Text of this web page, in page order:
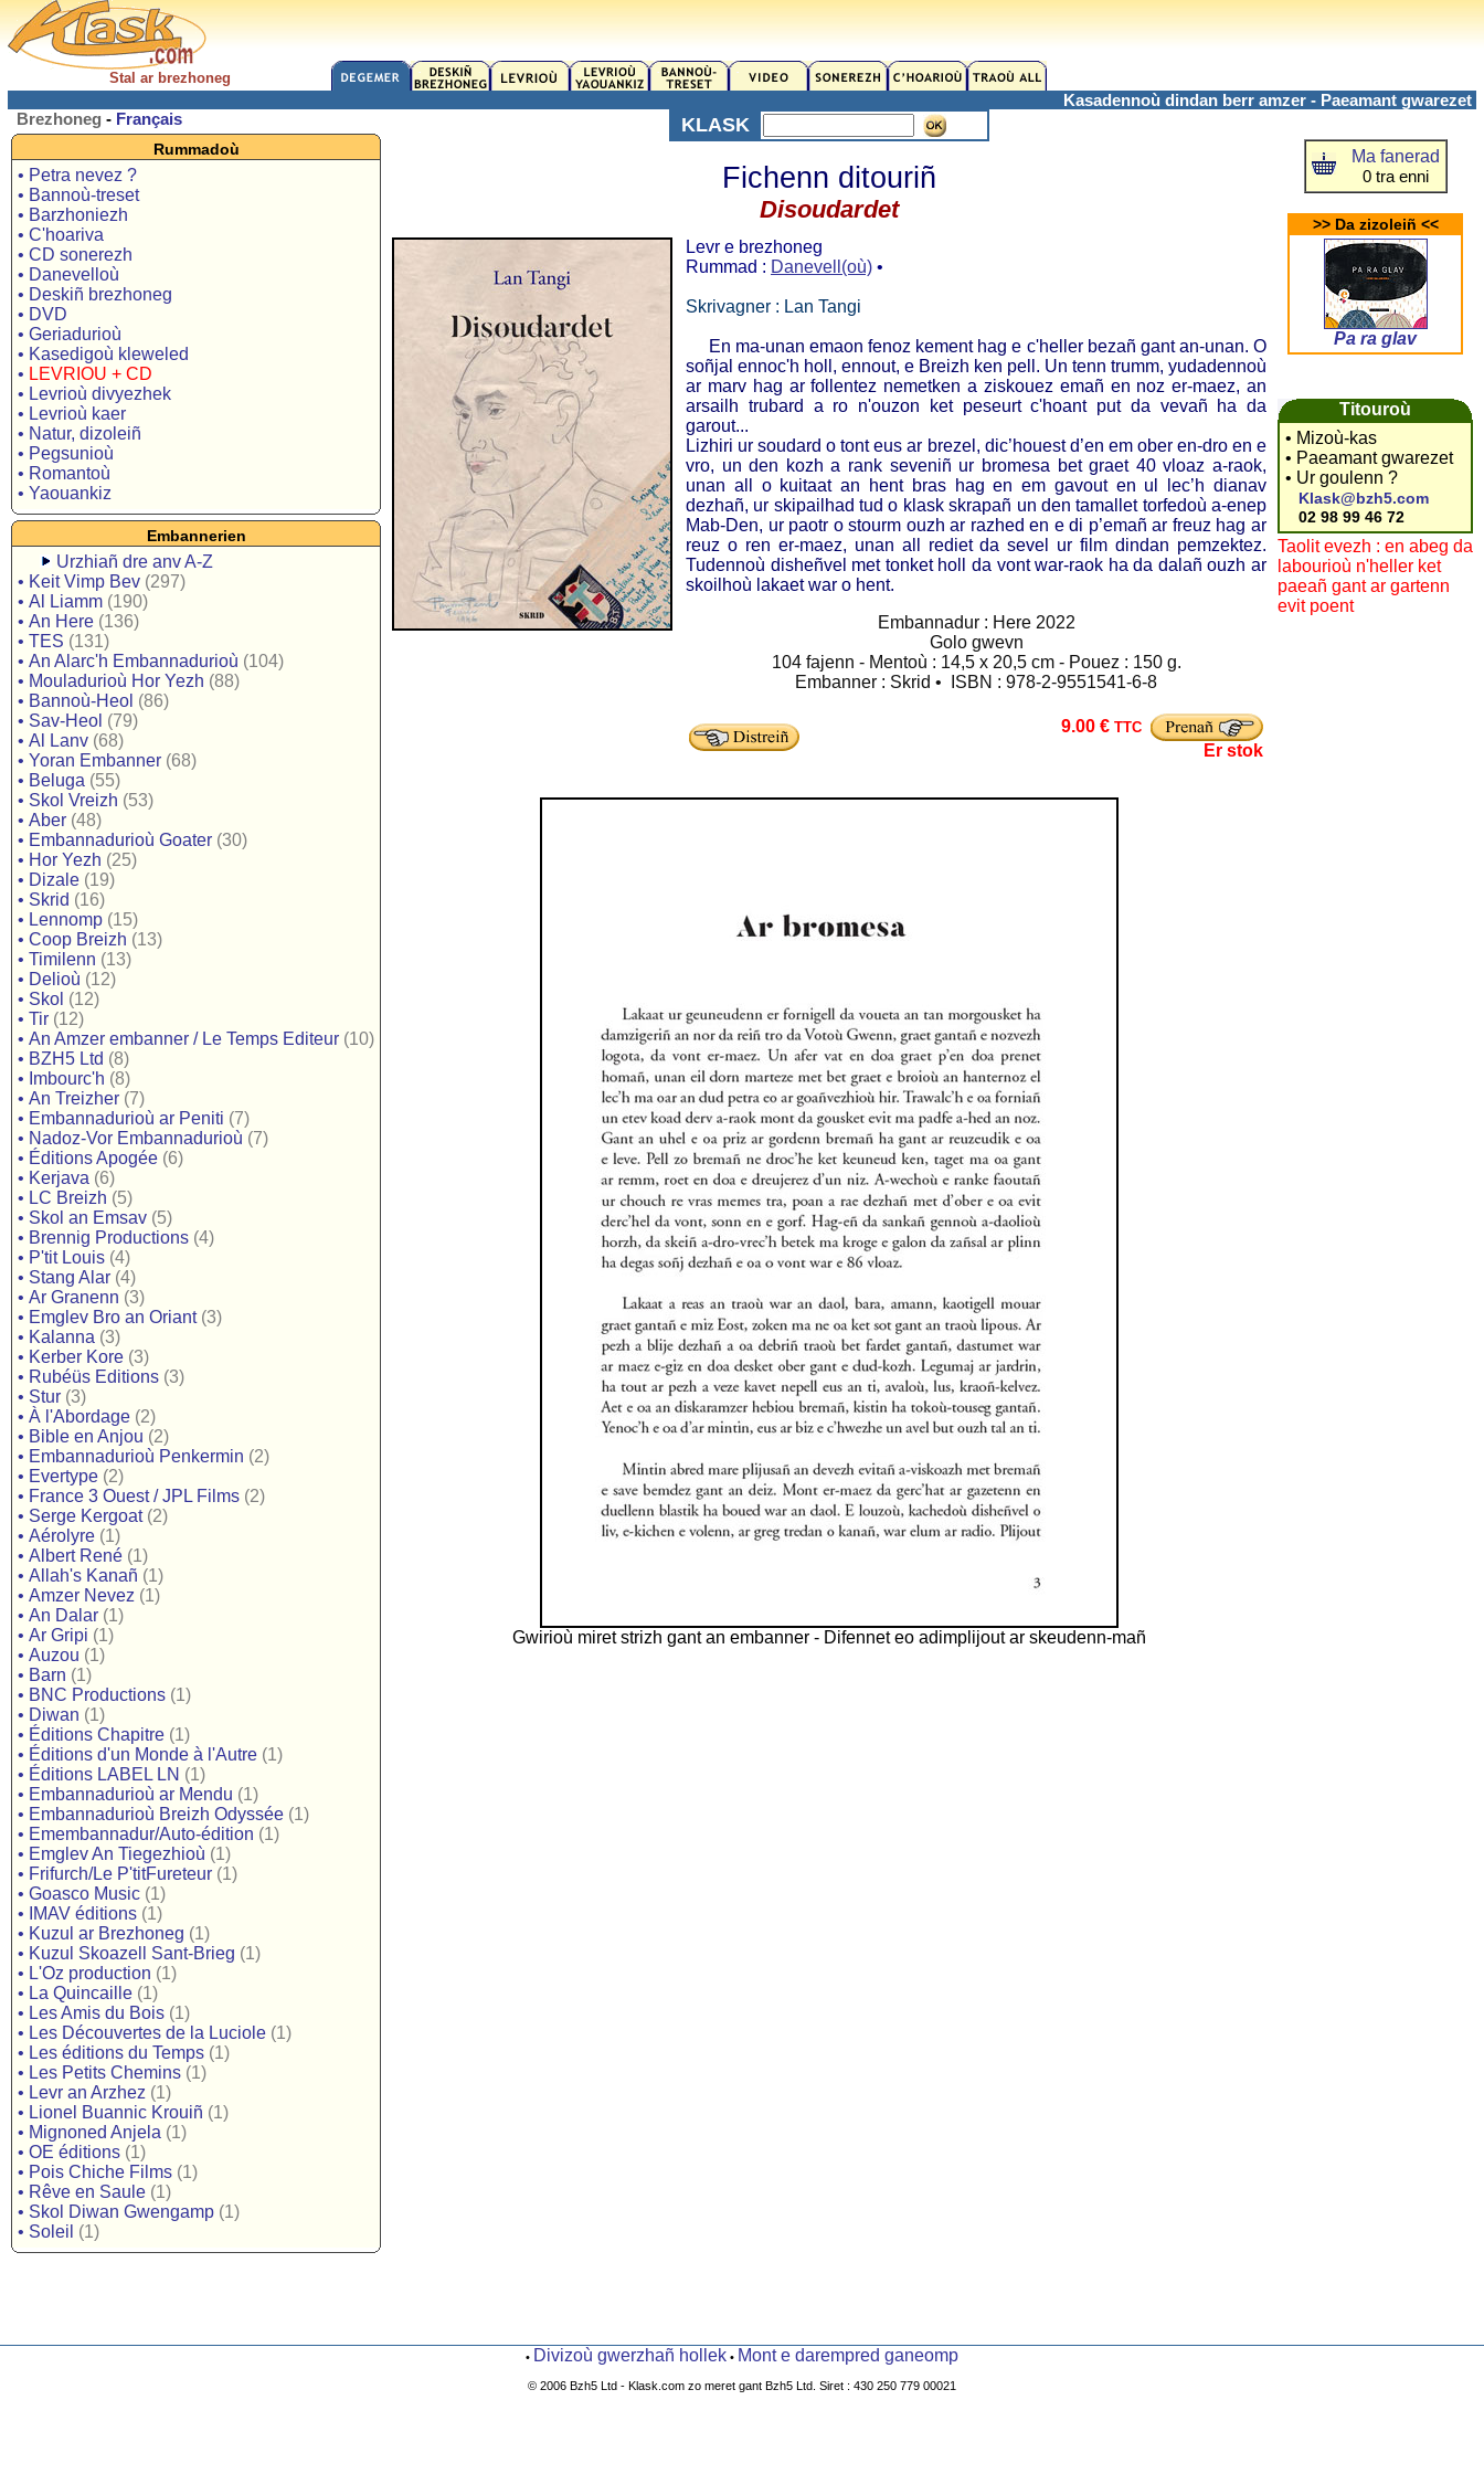
Stal ar brezhoneg
Kasadennoù dindan berr amzer - Paeamant gwarezet
Brezhoneg - Français
Rummadoù
• Petra nevez ?
• Bannoù-treset
• Barzhoniezh
• C'hoariva
• CD sonerezh
• Danevelloù
• Deskiñ brezhoneg
• DVD
• Geriadurioù
• Kasedigoù kleweled
• LEVRIOU + CD
• Levrioù divyezhek
• Levrioù kaer
• Natur, dizoleiñ
• Pegsunioù
• Romantoù
• Yaouankiz
Embannerien
Urzhiañ dre anv A-Z
• Keit Vimp Bev (297)
• Al Liamm (190)
• An Here (136)
• TES (131)
• An Alarc'h Embannadurioù (104)
• Mouladurioù Hor Yezh (88)
• Bannoù-Heol (86)
• Sav-Heol (79)
• Al Lanv (68)
• Yoran Embanner (68)
• Beluga (55)
• Skol Vreizh (53)
• Aber (48)
• Embannadurioù Goater (30)
• Hor Yezh (25)
• Dizale (19)
• Skrid (16)
• Lennomp (15)
• Coop Breizh (13)
• Timilenn (13)
• Delioù (12)
• Skol (12)
• Tir (12)
• An Amzer embanner / Le Temps Editeur (10)
• BZH5 Ltd (8)
• Imbourc'h (8)
• An Treizher (7)
• Embannadurioù ar Peniti (7)
• Nadoz-Vor Embannadurioù (7)
• Éditions Apogée (6)
• Kerjava (6)
• LC Breizh (5)
• Skol an Emsav (5)
• Brennig Productions (4)
• P'tit Louis (4)
• Stang Alar (4)
• Ar Granenn (3)
• Emglev Bro an Oriant (3)
• Kalanna (3)
• Kerber Kore (3)
• Rubéüs Editions (3)
• Stur (3)
• À l'Abordage (2)
• Bible en Anjou (2)
• Embannadurioù Penkermin (2)
• Evertype (2)
• France 3 Ouest / JPL Films (2)
• Serge Kergoat (2)
• Aérolyre (1)
• Albert René (1)
• Allah's Kanañ (1)
• Amzer Nevez (1)
• An Dalar (1)
• Ar Gripi (1)
• Auzou (1)
• Barn (1)
• BNC Productions (1)
• Diwan (1)
• Éditions Chapitre (1)
• Éditions d'un Monde à l'Autre (1)
• Éditions LABEL LN (1)
• Embannadurioù ar Mendu (1)
• Embannadurioù Breizh Odyssée (1)
• Emembannadur/Auto-édition (1)
• Emglev An Tiegezhioù (1)
• Frifurch/Le P'titFureteur (1)
• Goasco Music (1)
•
IMAV éditions (1)
• Kuzul ar Brezhoneg (1)
• Kuzul Skoazell Sant-Brieg (1)
• L'Oz production (1)
• La Quincaille (1)
• Les Amis du Bois (1)
• Les Découvertes de la Luciole (1)
• Les éditions du Temps (1)
• Les Petits Chemins (1)
• Levr an Arzhez (1)
• Lionel Buannic Krouiñ (1)
• Mignoned Anjela (1)
• OE éditions (1)
• Pois Chiche Films (1)
• Rêve en Saule (1)
• Skol Diwan Gwengamp (1)
• Soleil (1)
KLASK
Fichenn ditouriñ
Disoudardet
Levr e brezhoneg
Rummad : Danevell(où) •
Skrivagner : Lan Tangi
En ma-unan emaon fenoz kement hag e c'heller bezañ gant an-unan. O
soñjal ennoc'h holl, ennout, e Breizh ken pell. Un tenn trumm, yudadennoù
ar marv hag ar follentez nemetken a ziskouez emañ en noz er-maez, an
arsailh trubard a ro n'ouzon ket peseurt c'hoant put da vevañ ha da
garout...
Lizhiri ur soudard o tont eus ar brezel, dic’houest d’en em ober en-dro en e
vro, un den kozh a rank seveniñ ur bromesa bet graet 40 vloaz a-raok,
unan all o kuitaat an hent bras hag en em gavout en ul lec’h dianav
dezhañ, ur skipailhad tud o klask skrapañ un den tamallet torfedoù a-enep
Mab-Den, ur paotr o stourm ouzh ar razhed en e di p’emañ ar freuz hag ar
reuz o ren er-maez, unan all rediet da sevel ur film dindan pemzektez.
Tudennoù disheñvel met tonket holl da vont war-raok ha da dalañ ouzh ar
skoilhoù lakaet war o hent.
Embannadur : Here 2022
Golo gwevn
104 fajenn - Mentoù : 14,5 x 20,5 cm - Pouez : 150 g.
Embanner : Skrid • ISBN : 978-2-9551541-6-8
9.00 € TTC
Er stok
Gwirioù miret strizh gant an embanner - Difennet eo adimplijout ar skeudenn-mañ
Ma fanerad
0 tra enni
>> Da zizoleiñ <<
Pa ra glav
Titouroù
• Mizoù-kas
• Paeamant gwarezet
• Ur goulenn ?
Klask@bzh5.com
02 98 99 46 72
Taolit evezh : en abeg da
labourioù n'heller ket
paeañ gant ar gartenn
evit poent
• Divizoù gwerzhañ hollek • Mont e darempred ganeomp
© 2006 Bzh5 Ltd - Klask.com zo meret gant Bzh5 Ltd. Siret : 430 250 779 00021